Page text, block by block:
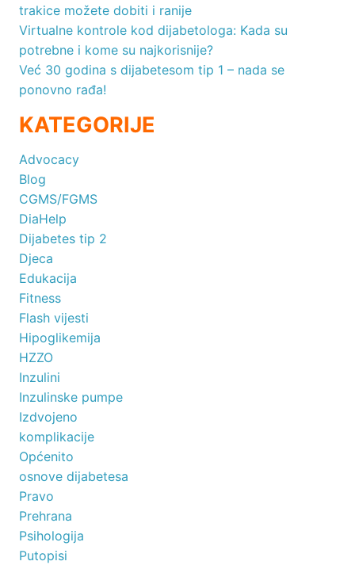
trakice možete dobiti i ranije
Virtualne kontrole kod dijabetologa: Kada su
potrebne i kome su najkorisnije?
Već 30 godina s dijabetesom tip 1 – nada se
ponovno rađa!
KATEGORIJE
Advocacy
Blog
CGMS/FGMS
DiaHelp
Dijabetes tip 2
Djeca
Edukacija
Fitness
Flash vijesti
Hipoglikemija
HZZO
Inzulini
Inzulinske pumpe
Izdvojeno
komplikacije
Općenito
osnove dijabetesa
Pravo
Prehrana
Psihologija
Putopisi